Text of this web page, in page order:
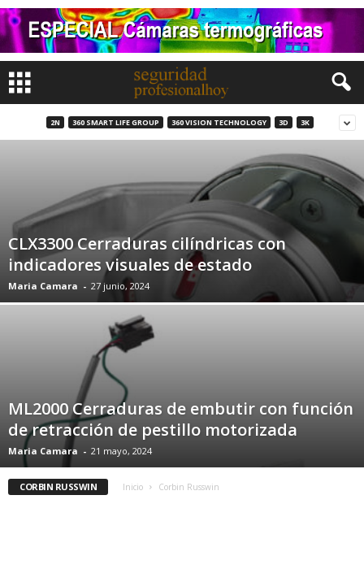
2N 360 SMART LIFE GROUP 360 VISION TECHNOLOGY 3D 3K
CLX3300 Cerraduras cilíndricas con
indicadores visuales de estado
Maria Camara - 27 junio, 2024
ML2000 Cerraduras de embutir con función
de retracción de pestillo motorizada
Maria Camara - 21 mayo, 2024
CORBIN RUSSWIN Inicio Corbin Russwin